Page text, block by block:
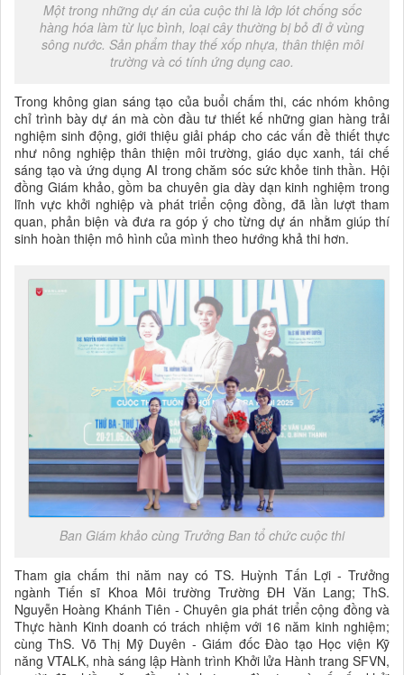
Một trong những dự án của cuộc thi là lớp lót chống sốc
hàng hóa làm từ lục bình, loại cây thường bị bỏ đi ở vùng
sông nước. Sản phẩm thay thế xốp nhựa, thân thiện môi
trường và có tính ứng dụng cao.
Trong không gian sáng tạo của buổi chấm thi, các nhóm không
chỉ trình bày dự án mà còn đầu tư thiết kế những gian hàng trải
nghiệm sinh động, giới thiệu giải pháp cho các vấn đề thiết thực
như nông nghiệp thân thiện môi trường, giáo dục xanh, tái chế
sáng tạo và ứng dụng AI trong chăm sóc sức khỏe tinh thần. Hội
đồng Giám khảo, gồm ba chuyên gia dày dạn kinh nghiệm trong
lĩnh vực khởi nghiệp và phát triển cộng đồng, đã lần lượt tham
quan, phản biện và đưa ra góp ý cho từng dự án nhằm giúp thí
sinh hoàn thiện mô hình của mình theo hướng khả thi hơn.
Ban Giám khảo cùng Trưởng Ban tổ chức cuộc thi
Tham gia chấm thi năm nay có TS. Huỳnh Tấn Lợi - Trưởng
ngành Tiến sĩ Khoa Môi trường Trường ĐH Văn Lang; ThS.
Nguyễn Hoàng Khánh Tiên - Chuyên gia phát triển cộng đồng và
Thực hành Kinh doanh có trách nhiệm với 16 năm kinh nghiệm;
cùng ThS. Võ Thị Mỹ Duyên - Giám đốc Đào tạo Học viện Kỹ
năng VTALK, nhà sáng lập Hành trình Khởi lửa Hành trang SFVN,